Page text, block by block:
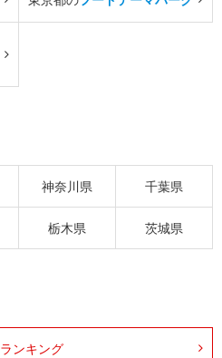
神奈川県 千葉県
栃木県 茨城県
ランキング